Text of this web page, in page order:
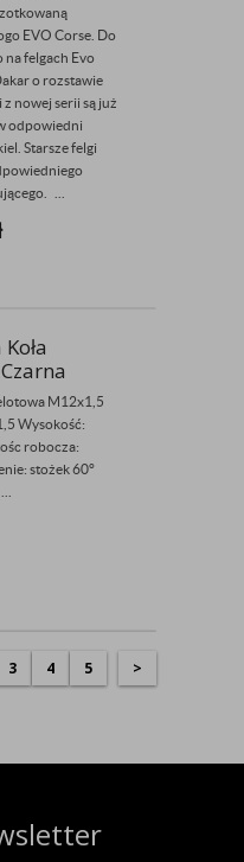
EVO Corse. Do
felgach Evo
o rozstawie
nowej serii są już
odpowiedni
Starsze felgi
...
M12x1,5
Wysokość:
robocza:
stożek 60°
3 4 5 >